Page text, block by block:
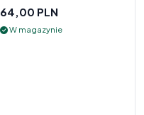
64,00 PLN
W magazynie